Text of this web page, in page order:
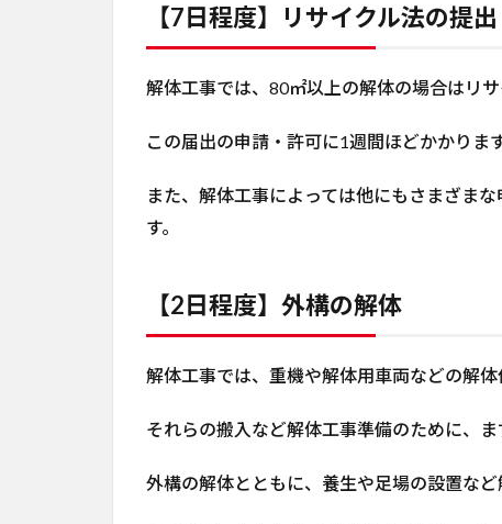
【7日程度】リサイクル法の提出
解体工事では、80㎡以上の解体の場合はリ
この届出の申請・許可に1週間ほどかかります
また、解体工事によっては他にもさまざま
す。
【2日程度】外構の解体
解体工事では、重機や解体用車両などの解体
それらの搬入など解体工事準備のために、ま
外構の解体とともに、養生や足場の設置など